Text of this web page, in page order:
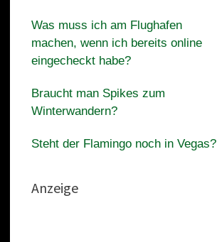
Was muss ich am Flughafen
machen, wenn ich bereits online
eingecheckt habe?
Braucht man Spikes zum
Winterwandern?
Steht der Flamingo noch in Vegas?
Anzeige